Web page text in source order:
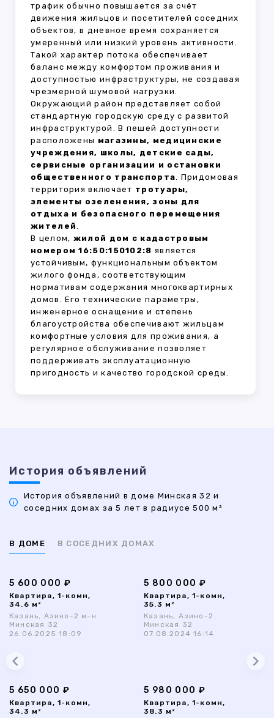
трафик обычно повышается за счёт
движения жильцов и посетителей соседних
объектов, в дневное время сохраняется
умеренный или низкий уровень активности.
Такой характер потока обеспечивает
баланс между комфортом проживания и
доступностью инфраструктуры, не создавая
чрезмерной шумовой нагрузки.
Окружающий район представляет собой
стандартную городскую среду с развитой
инфраструктурой. В пешей доступности
расположены магазины, медицинские
учреждения, школы, детские сады,
сервисные организации и остановки
общественного транспорта. Придомовая
территория включает тротуары,
элементы озеленения, зоны для
отдыха и безопасного перемещения
жителей.
В целом, жилой дом с кадастровым
номером 16:50:150102:8 является
устойчивым, функциональным объектом
жилого фонда, соответствующим
нормативам содержания многоквартирных
домов. Его технические параметры,
инженерное оснащение и степень
благоустройства обеспечивают жильцам
комфортные условия для проживания, а
регулярное обслуживание позволяет
поддерживать эксплуатационную
пригодность и качество городской среды.
История объявлений
История объявлений в доме Минская 32 и
соседних домах за 5 лет в радиусе 500 м²
В ДОМЕ В СОСЕДНИХ ДОМАХ
5 600 000 ₽
Квартира, 1-комн,
34.6 м²
Казань, Азино-2 м-н
Минская 32
26.06.2025 18:09
5 800 000 ₽
Квартира, 1-комн,
35.3 м²
Казань, Азино-2
Минская 32
07.08.2024 16:14
5 650 000 ₽
Квартира, 1-комн,
34.3 м²
5 980 000 ₽
Квартира, 1-комн,
38.3 м²